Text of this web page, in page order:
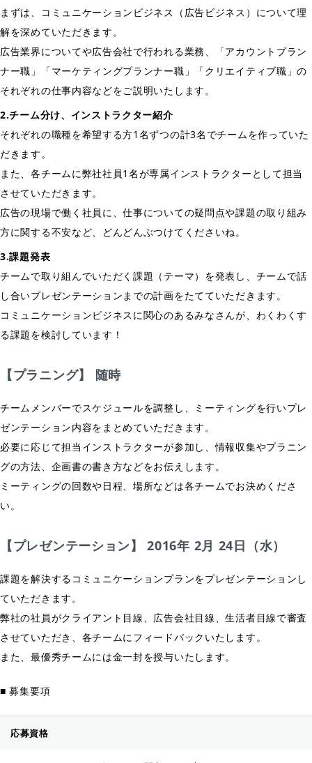
まずは、コミュニケーションビジネス（広告ビジネス）について理
解を深めていただきます。
広告業界についてや広告会社で行われる業務、「アカウントプラン
ナー職」「マーケティングプランナー職」「クリエイティブ職」の
それぞれの仕事内容などをご説明いたします。
2.チーム分け、インストラクター紹介
それぞれの職種を希望する方1名ずつの計3名でチームを作っていた
だきます。
また、各チームに弊社社員1名が専属インストラクターとして担当
させていただきます。
広告の現場で働く社員に、仕事についての疑問点や課題の取り組み
方に関する不安など、どんどんぶつけてくださいね。
3.課題発表
チームで取り組んでいただく課題（テーマ）を発表し、チームで話
し合いプレゼンテーションまでの計画をたてていただきます。
コミュニケーションビジネスに関心のあるみなさんが、わくわくす
る課題を検討しています！
【プラニング】 随時
チームメンバーでスケジュールを調整し、ミーティングを行いプレ
ゼンテーション内容をまとめていただきます。
必要に応じて担当インストラクターが参加し、情報収集やプラニン
グの方法、企画書の書き方などをお伝えします。
ミーティングの回数や日程、場所などは各チームでお決めくださ
い。
【プレゼンテーション】 2016年 2月 24日（水）
課題を解決するコミュニケーションプランをプレゼンテーションし
ていただきます。
弊社の社員がクライアント目線、広告会社目線、生活者目線で審査
させていただき、各チームにフィードバックいたします。
また、最優秀チームには金一封を授与いたします。
■ 募集要項
応募資格